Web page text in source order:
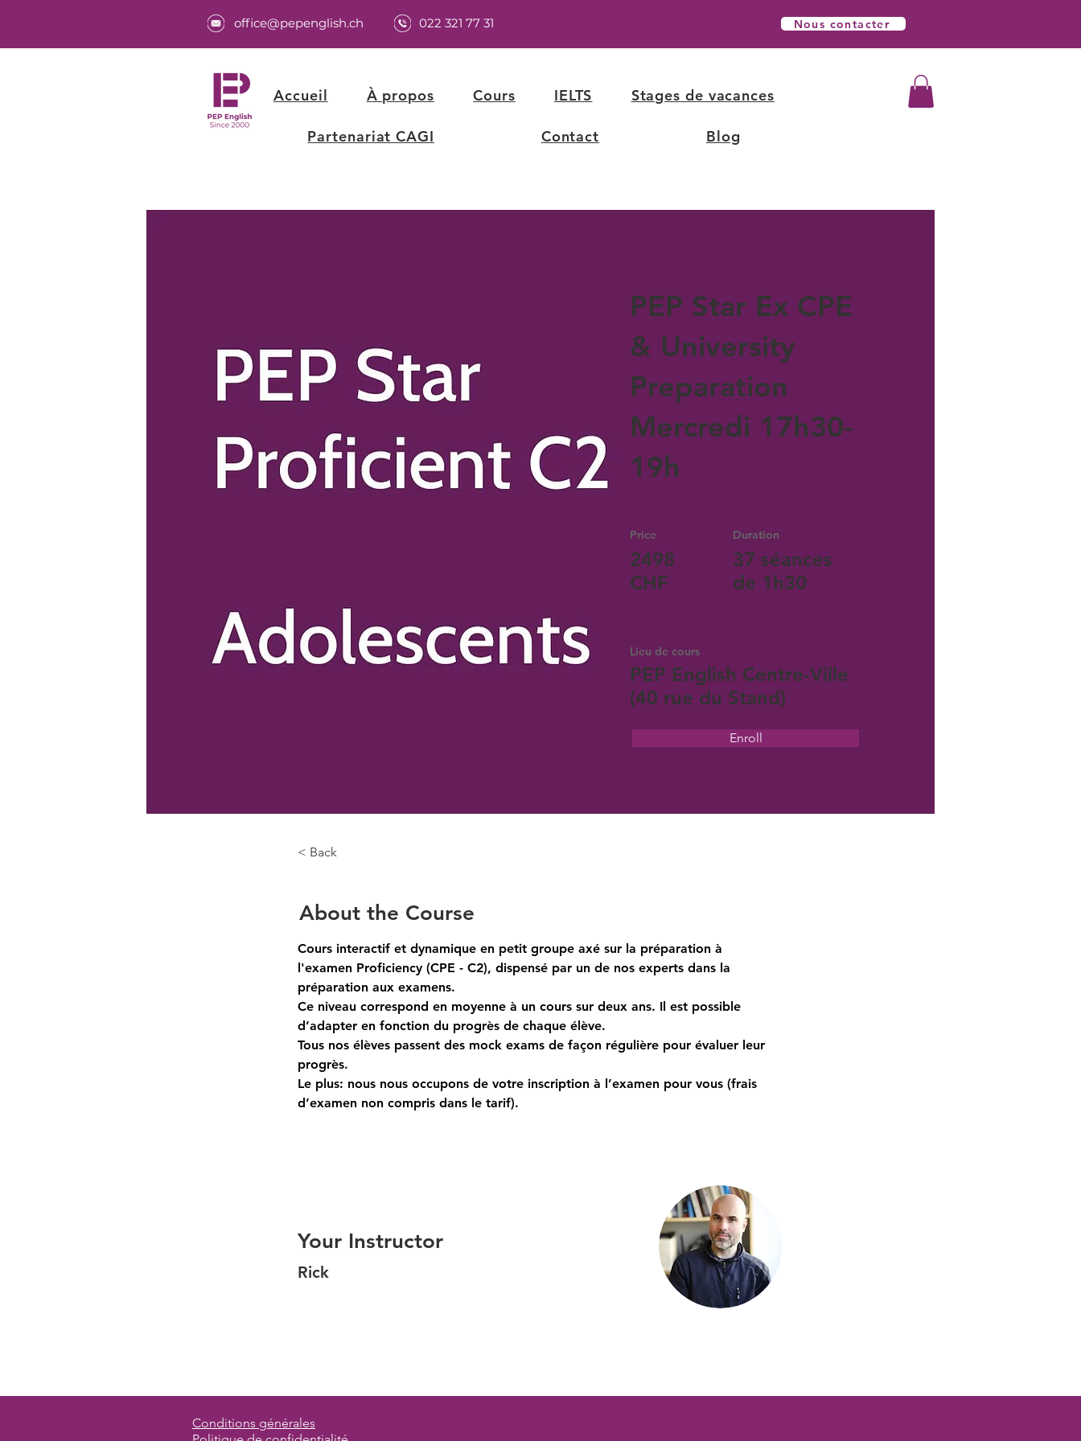
office@pepenglish.ch 022 321 77 31 Nous contacter
Accueil À propos Cours IELTS Stages de vacances
Partenariat CAGI Contact Blog
PEP Star Ex CPE
& University
Preparation
Mercredi 17h30-
19h
Price
2498
CHF
Duration
37 séances
de 1h30
Lieu de cours
PEP English Centre-Ville
(40 rue du Stand)
Enroll
< Back
About the Course
Cours interactif et dynamique en petit groupe axé sur la préparation à
l'examen Proficiency (CPE - C2), dispensé par un de nos experts dans la
préparation aux examens.
Ce niveau correspond en moyenne à un cours sur deux ans. Il est possible
d’adapter en fonction du progrès de chaque élève.
Tous nos élèves passent des mock exams de façon régulière pour évaluer leur
progrès.
Le plus: nous nous occupons de votre inscription à l’examen pour vous (frais
d’examen non compris dans le tarif).
Your Instructor
Rick
Conditions générales